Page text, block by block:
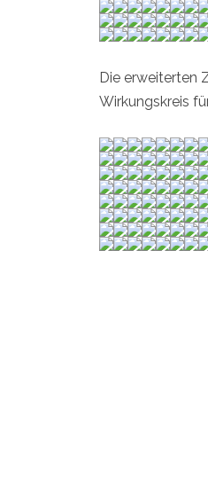
Die erweiterten
Wirkungskreis